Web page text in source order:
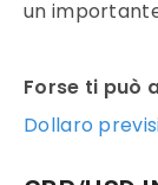
un
Forse ti può
Dollaro